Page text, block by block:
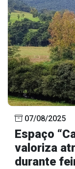
07/08/2025
Espaço
valoriza
durante